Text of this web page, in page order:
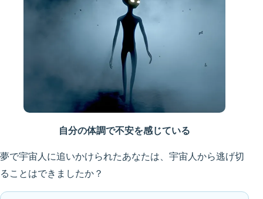
自分の体調で不安を感じている
夢で宇宙人に追いかけられたあなたは、宇宙人から逃げ切
ることはできましたか？